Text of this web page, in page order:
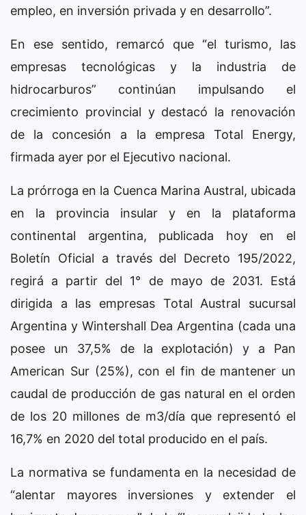
empleo, en inversión privada y en desarrollo”.
En ese sentido, remarcó que “el turismo, las
empresas tecnológicas y la industria de
hidrocarburos” continúan impulsando el
crecimiento provincial y destacó la renovación
de la concesión a la empresa Total Energy,
firmada ayer por el Ejecutivo nacional.
La prórroga en la Cuenca Marina Austral, ubicada
en la provincia insular y en la plataforma
continental argentina, publicada hoy en el
Boletín Oficial a través del Decreto 195/2022,
regirá a partir del 1° de mayo de 2031. Está
dirigida a las empresas Total Austral sucursal
Argentina y Wintershall Dea Argentina (cada una
posee un 37,5% de la explotación) y a Pan
American Sur (25%), con el fin de mantener un
caudal de producción de gas natural en el orden
de los 20 millones de m3/día que representó el
16,7% en 2020 del total producido en el país.
La normativa se fundamenta en la necesidad de
“alentar mayores inversiones y extender el